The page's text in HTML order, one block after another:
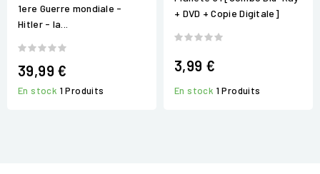
1ere Guerre mondiale -
Hitler - la...
39,99 €
En stock 1 Produits
+ DVD + Copie Digitale]
3,99 €
En stock 1 Produits